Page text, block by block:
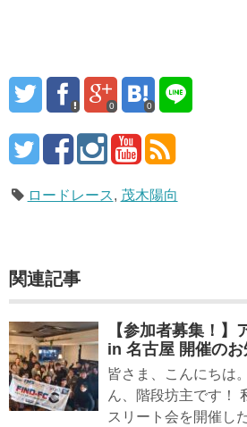
0 0
ロードレース, 茂木陽向
関連記事
【参加者募集！】
in 名古屋 開催の
皆さま、こんにちは
ん、階段坊主です！
スリート会を開催し